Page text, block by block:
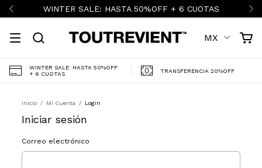
WINTER SALE: HASTA 50%OFF + 6 CUOTAS
MX
WINTER SALE: HASTA 50%OFF
+ 6 CUOTAS
TRANSFERENCIA 20%OFF
Inicio / Mi Cuenta / Login
Iniciar sesión
Correo electrónico